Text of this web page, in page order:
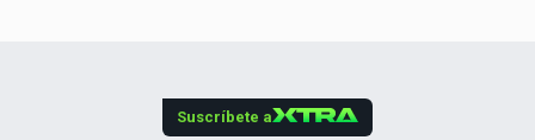
Suscríbete a